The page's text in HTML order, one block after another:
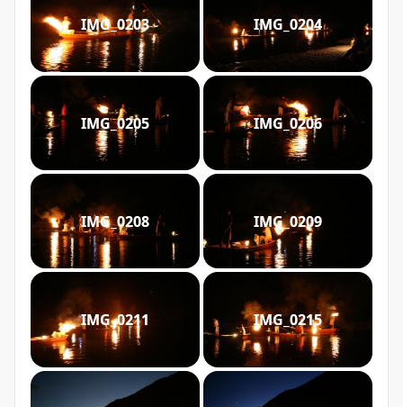
IMG_0203 IMG_0204
IMG_0205 IMG_0206
IMG_0208 IMG_0209
IMG_0211 IMG_0215